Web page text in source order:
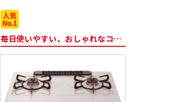
毎日使いやすい、おしゃれなコンロ